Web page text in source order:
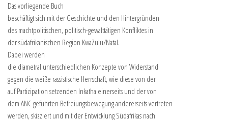
Das vorliegende Buch
beschäftigt sich mit der Geschichte und den Hintergründen
des machtpolitischen, politisch-gewalttätigen Konfliktes in
der südafrikanischen Region KwaZulu/Natal.
Dabei werden
die diametral unterschiedlichen Konzepte von Widerstand
gegen die weiße rassistische Herrschaft, wie diese von der
auf Partizipation setzenden Inkatha einerseits und der von
dem ANC geführten Befreiungsbewegung andererseits vertreten
werden, skizziert und mit der Entwicklung Südafrikas nach